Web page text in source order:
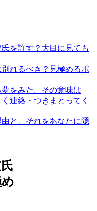
を許す？大目に見ても
れるべき？見極めるポ
をみた。その意味は
連絡・つきまとってく
と、それをあなたに隠